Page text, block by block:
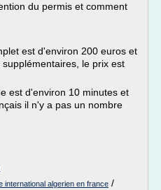
du permis et comment
est d'environ 200 euros et
le prix est
est d'environ 10 minutes et
il n'y a pas un nombre
international algerien en france /